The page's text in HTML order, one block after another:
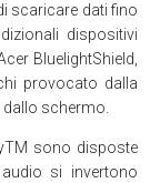
scaricare dati fino
dispositivi
BluelightShield,
provocato dalla
dallo schermo.
sono disposte
si invertono